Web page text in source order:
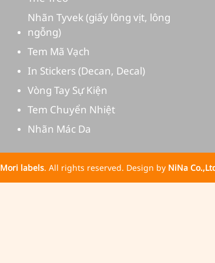
Nhãn Tyvek (giấy lông vịt, lông
ngỗng)
Tem Mã Vạch
In Stickers (Decan, Decal)
Vòng Tay Sự Kiện
Tem Chuyển Nhiệt
Nhãn Mác Da
Mori labels. All rights reserved. Design by NiNa